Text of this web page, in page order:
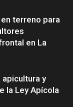
terreno para
en La
apicultura y
la Ley Apícola